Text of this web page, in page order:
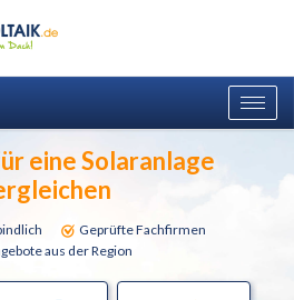
eine Solaranlage
Geprüfte Fachfirmen
aus der Region